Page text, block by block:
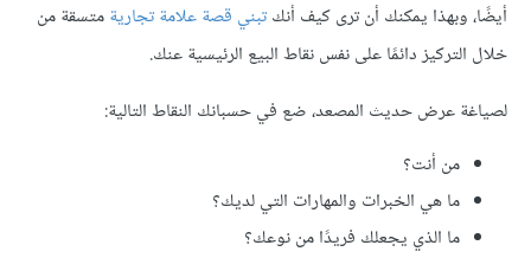
أيضًا، وبهذا يمكنك أن ترى كيف أنكتبني قصة علامة تجاريةمتسقة من
خلال التركيز دائمًا على نفس نقاط البيع الرئيسية عنك.
لصياغة عرض حديث المصعد، ضع في حسبانك النقاط التالية:
من أنت؟
ما هي الخبرات والمهارات التي لديك؟
ما الذي يجعلك فريدًا من نوعك؟